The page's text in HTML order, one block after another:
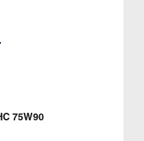
75W90